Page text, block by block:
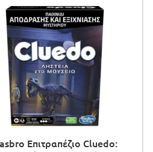
Επιτραπέζιο Cluedo: